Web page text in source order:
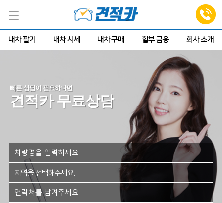
내차 팔기 내차 시세 내차 구매 할부 금융 회사 소개
빠른 상담이 필요하다면
견적카 무료상담
지역을 선택해주세요.